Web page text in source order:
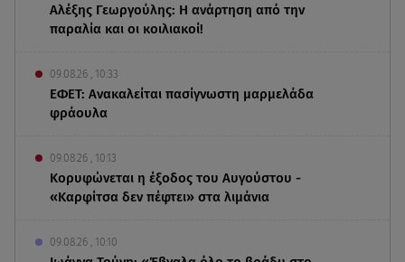
Αλέξης Γεωργούλης: Η ανάρτηση από την
παραλία και οι κοιλιακοί!
09.08.26 , 10:33
ΕΦΕΤ: Ανακαλείται πασίγνωστη μαρμελάδα
φράουλα
09.08.26 , 10:13
Κορυφώνεται η έξοδος του Αυγούστου -
«Καρφίτσα δεν πέφτει» στα λιμάνια
09.08.26 , 10:10